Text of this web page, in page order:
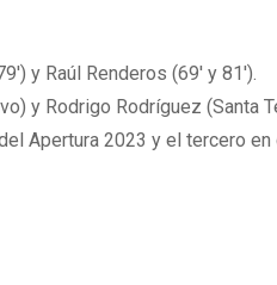
y Raúl Renderos (69′ y 81′).
y Rodrigo Rodríguez (Santa
Apertura 2023 y el tercero